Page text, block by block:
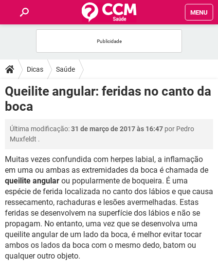
MENU
FÓRUM
SAÚDE
FAMÍLIA
NUTRIÇÃO
BEM-ESTAR
SEXUALIDADE
GLOSSÁRIO
Dicas Saúde
Queilite angular: feridas no canto da
boca
Última modificação:31 de março de 2017 às 16:47 por Pedro
Muxfeldt .
Muitas vezes confundida com herpes labial, a inflamação
em uma ou ambas as extremidades da boca é chamada de
queilite angular ou popularmente de boqueira. É uma
espécie de ferida localizada no canto dos lábios e que causa
ressecamento, rachaduras e lesões avermelhadas. Estas
feridas se desenvolvem na superfície dos lábios e não se
propagam. No entanto, uma vez que se desenvolva uma
queilite angular de um lado da boca, é melhor evitar tocar
ambos os lados da boca com o mesmo dedo, batom ou
qualquer outro objeto.